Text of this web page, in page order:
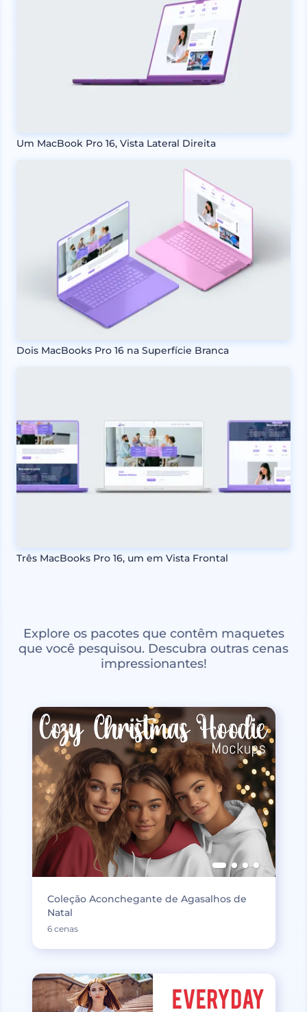
Um MacBook Pro 16, Vista Lateral Direita
Dois MacBooks Pro 16 na Superfície Branca
Três MacBooks Pro 16, um em Vista Frontal
Explore os pacotes que contêm maquetes
que você pesquisou. Descubra outras cenas
impressionantes!
Coleção Aconchegante de Agasalhos de
Natal
6 cenas